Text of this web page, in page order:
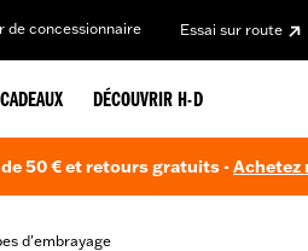
de concessionnaire Essai sur route
DÉCOUVRIR H-D
50 € et retours gratuits -Achetez
d'embrayage